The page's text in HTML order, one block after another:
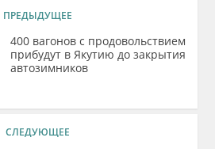
ПРЕДЫДУЩЕЕ
400 вагонов с продовольствием
прибудут в Якутию до закрытия
автозимников
СЛЕДУЮЩЕЕ